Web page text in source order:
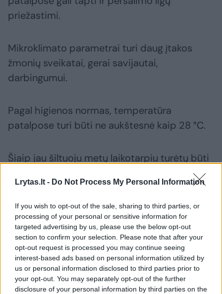
Lrytas.lt - Do Not Process My Personal Information
If you wish to opt-out of the sale, sharing to third parties, or
processing of your personal or sensitive information for
targeted advertising by us, please use the below opt-out
section to confirm your selection. Please note that after your
opt-out request is processed you may continue seeing
interest-based ads based on personal information utilized by
us or personal information disclosed to third parties prior to
your opt-out. You may separately opt-out of the further
disclosure of your personal information by third parties on the
priežastimi.
Mikroklimato parametrai turi daug įtakos
žmonių sveikatai, gerai savijautai,
darbingumui.
Pagal higienos normas, temperatūra
patalpose turi būti ne aukštesnė kaip 28 °C.
Šiaip jau šiltuoju metų laikotarpiu turėtų būti
18–28 °C šilumos, santykinė oro drėgmė –
35–65 proc., oro judėjimo greitis – 0,15–0,25
m/s.
Susiję straipsniai